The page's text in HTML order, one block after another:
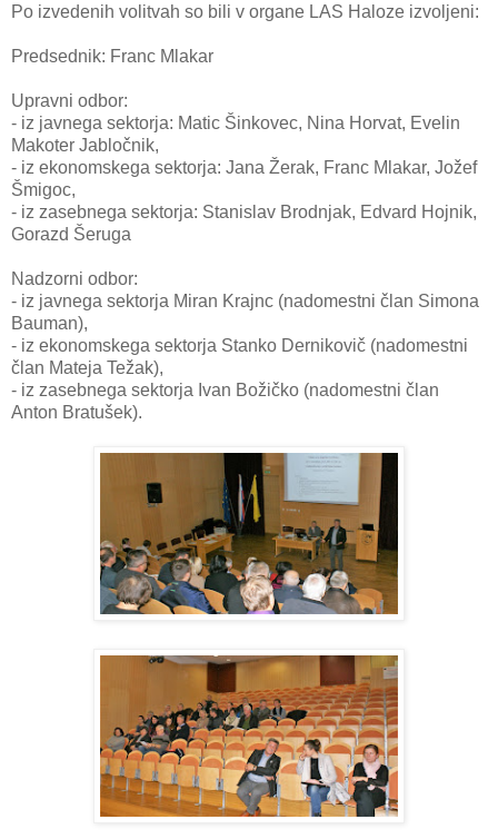
Po izvedenih volitvah so bili v organe LAS Haloze izvoljeni:
Predsednik: Franc Mlakar
Upravni odbor:
- iz javnega sektorja: Matic Šinkovec, Nina Horvat, Evelin
Makoter Jabločnik,
- iz ekonomskega sektorja: Jana Žerak, Franc Mlakar, Jožef
Šmigoc,
- iz zasebnega sektorja: Stanislav Brodnjak, Edvard Hojnik,
Gorazd Šeruga
Nadzorni odbor:
- iz javnega sektorja Miran Krajnc (nadomestni član Simona
Bauman),
- iz ekonomskega sektorja Stanko Dernikovič (nadomestni
član Mateja Težak),
- iz zasebnega sektorja Ivan Božičko (nadomestni član
Anton Bratušek).